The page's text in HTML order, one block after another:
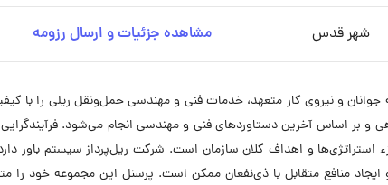
شهر قدس مشاهده جزئیات و ارسال رزومه
و نیروی کار متعهد، خدمات فنی و مهندسی حمل‌ونقل ریلی را با
و بر اساس آخرین دستاوردهای فنی و مهندسی انجام می‌شود.
استراتژی‌ها و اهداف کلان سازمان است. شرکت ریل‌پرداز سیستم باور
ایجاد منافع متقابل با ذی‌نفعان ممکن است. پرسنل این مجموعه خود را